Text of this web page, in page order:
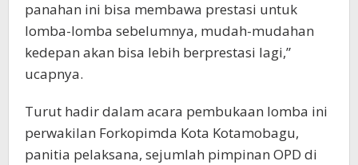
panahan ini bisa membawa prestasi untuk
lomba-lomba sebelumnya, mudah-mudahan
kedepan akan bisa lebih berprestasi lagi,”
ucapnya.
Turut hadir dalam acara pembukaan lomba ini
perwakilan Forkopimda Kota Kotamobagu,
panitia pelaksana, sejumlah pimpinan OPD di